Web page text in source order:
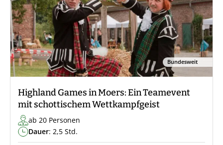
Bundesweit
Highland Games in Moers: Ein Teamevent
mit schottischem Wettkampfgeist
ab 20 Personen
Dauer: 2,5 Std.